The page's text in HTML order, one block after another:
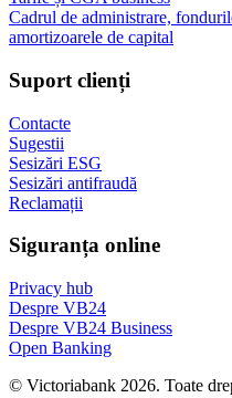
Cadrul de administrare,
amortizoarele de capital
Suport clienți
Contacte
Sugestii
Sesizări ESG
Sesizări antifraudă
Reclamații
Siguranța online
Privacy hub
Despre VB24
Despre VB24 Business
Open Banking
© Victoriabank 2026. Toate